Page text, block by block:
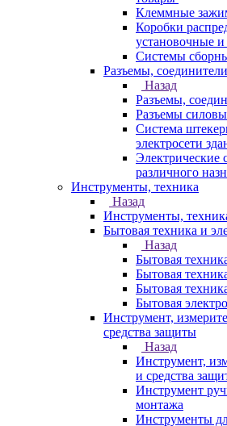
Клеммные
Коробки
установочные и
Системы
Разъемы, соединители
Назад
Разъемы,
Разъемы
Система
электросети
Электрические
различного
Инструменты, техника
Назад
Инструменты,
Бытовая техника и
Назад
Бытовая
Бытовая
Бытовая
Бытовая
Инструмент,
средства защиты
Назад
Инструмент,
и средства
Инструмент
монтажа
Инструменты